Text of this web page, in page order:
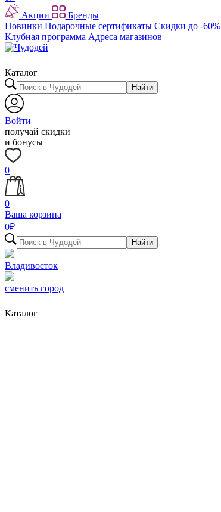
Акции
Бренды
Новинки Подарочные сертификаты Скидки до -60%
Клубная программа Адреса магазинов
Каталог
Найти
Войти
получай скидки
и бонусы
0
0
Ваша корзина
0₽
Найти
Владивосток
сменить город
Каталог